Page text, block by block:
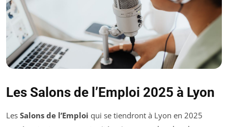
Les Salons de l’Emploi 2025 à Lyon
Les Salons de l’Emploi qui se tiendront à Lyon en 2025